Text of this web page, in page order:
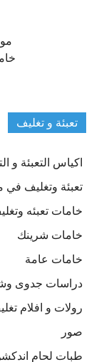
تعبئة و تغليف
اكياس التعبئة و
تعبئة وتغليف في
خامات تعبئه
خامات شرينك
خامات عامة
دراسات جدوى
رولات و افلام
صور
طبات لحام